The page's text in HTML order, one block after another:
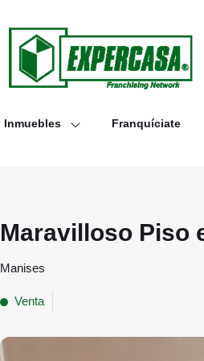
Inmuebles Franquíciate
Maravilloso Piso
Manises
Venta